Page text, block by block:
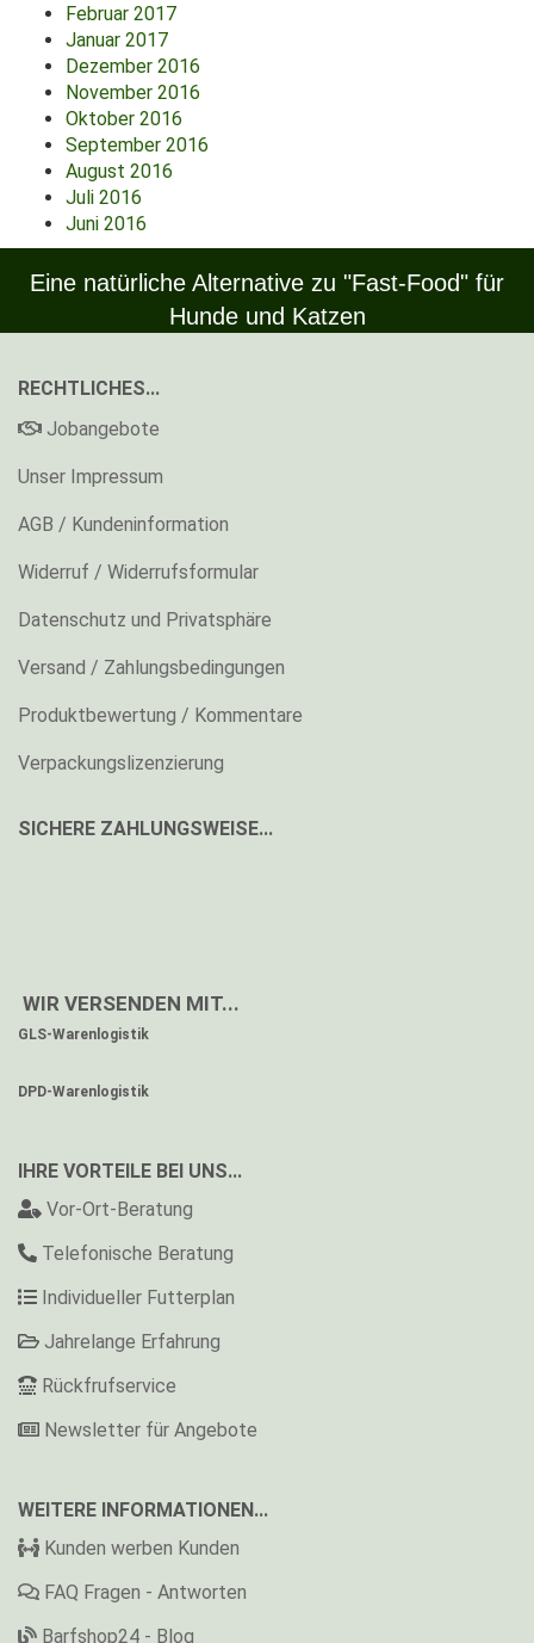
Februar 2017
Januar 2017
Dezember 2016
November 2016
Oktober 2016
September 2016
August 2016
Juli 2016
Juni 2016
Eine natürliche Alternative zu "Fast-Food" für
Hunde und Katzen
RECHTLICHES...
Jobangebote
Unser Impressum
AGB / Kundeninformation
Widerruf / Widerrufsformular
Datenschutz und Privatsphäre
Versand / Zahlungsbedingungen
Produktbewertung / Kommentare
Verpackungslizenzierung
SICHERE ZAHLUNGSWEISE...
WIR VERSENDEN MIT...
GLS-Warenlogistik
DPD-Warenlogistik
IHRE VORTEILE BEI UNS...
Vor-Ort-Beratung
Telefonische Beratung
Individueller Futterplan
Jahrelange Erfahrung
Rückfrufservice
Newsletter für Angebote
WEITERE INFORMATIONEN...
Kunden werben Kunden
FAQ Fragen - Antworten
Barfshop24 - Blog